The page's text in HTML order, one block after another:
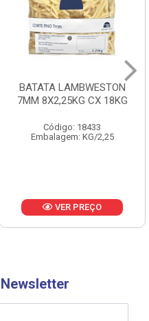
BATATA LAMBWESTON
7MM 8X2,25KG CX 18KG
Código: 18433
Embalagem: KG/2,25
VER PREÇO